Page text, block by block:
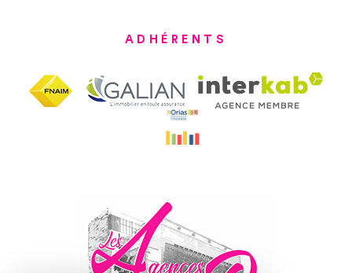
ADHÉRENTS